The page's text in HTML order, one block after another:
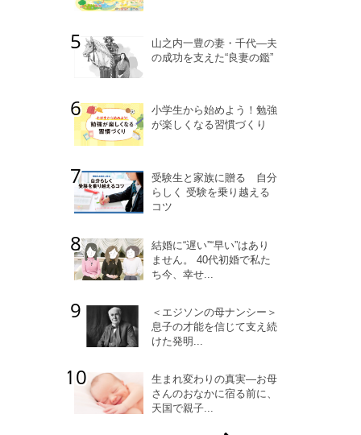
山之内一豊の妻・千代―夫
の成功を支えた“良妻の鑑”
小学生から始めよう！勉強
が楽しくなる習慣づくり
受験生と家族に贈る 自分
らしく 受験を乗り越える
コツ
結婚に“遅い”“早い”はあり
ません。 40代初婚で私た
ち今、幸せ...
＜エジソンの母ナンシー＞
息子の才能を信じて支え続
けた発明...
生まれ変わりの真実―お母
さんのおなかに宿る前に、
天国で親子...